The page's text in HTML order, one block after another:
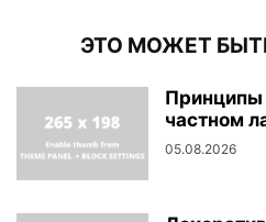
ЭТО МОЖЕТ
Принципы
частном
05.08.2026